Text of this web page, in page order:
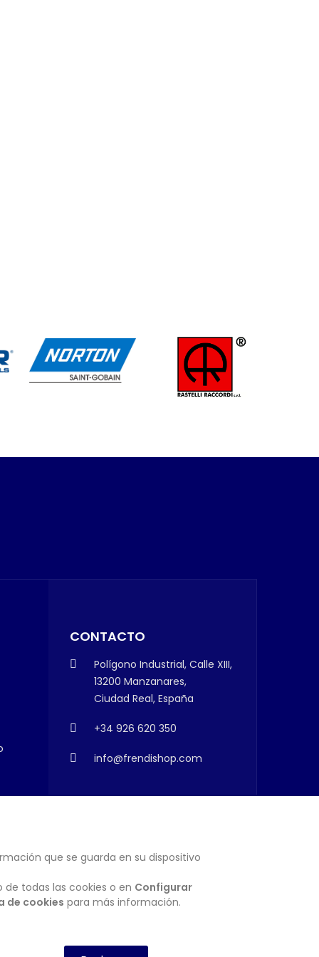
CONTACTO
Polígono Industrial, Calle XIII,
13200 Manzanares,
Ciudad Real, España
+34 926 620 350
info@frendishop.com
SUSCRIBIRSE
que se guarda en su dispositivo
todas las cookies o en Configurar
de cookies para más información.